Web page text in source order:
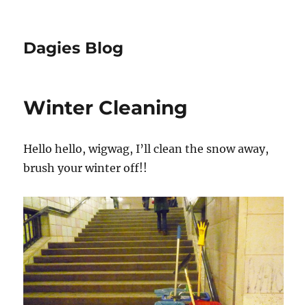
Dagies Blog
Winter Cleaning
Hello hello, wigwag, I’ll clean the snow away,
brush your winter off!!